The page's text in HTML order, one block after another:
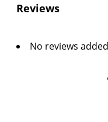
Reviews
No reviews